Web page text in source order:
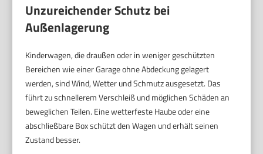
Unzureichender Schutz bei
Außenlagerung
Kinderwagen, die draußen oder in weniger geschützten
Bereichen wie einer Garage ohne Abdeckung gelagert
werden, sind Wind, Wetter und Schmutz ausgesetzt. Das
führt zu schnellerem Verschleiß und möglichen Schäden an
beweglichen Teilen. Eine wetterfeste Haube oder eine
abschließbare Box schützt den Wagen und erhält seinen
Zustand besser.